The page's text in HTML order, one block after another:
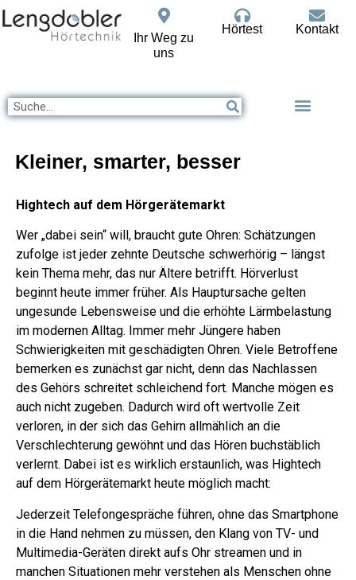
Ihr Weg zu
uns
Hörtest Kontakt
Kleiner, smarter, besser
Hightech auf dem Hörgerätemarkt
Wer „dabei sein“ will, braucht gute Ohren: Schätzungen
zufolge ist jeder zehnte Deutsche schwerhörig – längst
kein Thema mehr, das nur Ältere betrifft. Hörverlust
beginnt heute immer früher. Als Hauptursache gelten
ungesunde Lebensweise und die erhöhte Lärmbelastung
im modernen Alltag. Immer mehr Jüngere haben
Schwierigkeiten mit geschädigten Ohren. Viele Betroffene
bemerken es zunächst gar nicht, denn das Nachlassen
des Gehörs schreitet schleichend fort. Manche mögen es
auch nicht zugeben. Dadurch wird oft wertvolle Zeit
verloren, in der sich das Gehirn allmählich an die
Verschlechterung gewöhnt und das Hören buchstäblich
verlernt. Dabei ist es wirklich erstaunlich, was Hightech
auf dem Hörgerätemarkt heute möglich macht:
Jederzeit Telefongespräche führen, ohne das Smartphone
in die Hand nehmen zu müssen, den Klang von TV- und
Multimedia-Geräten direkt aufs Ohr streamen und in
manchen Situationen mehr verstehen als Menschen ohne